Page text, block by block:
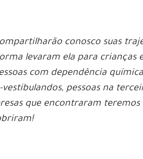
conosco suas
levaram ela para crianças
com dependência
pessoas na
que encontraram